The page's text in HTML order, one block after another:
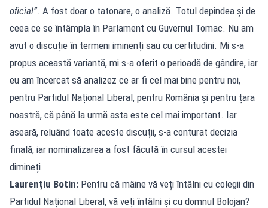
oficial”. A fost doar o tatonare, o analiză. Totul depindea și de
ceea ce se întâmpla în Parlament cu Guvernul Tomac. Nu am
avut o discuție în termeni iminenți sau cu certitudini. Mi s-a
propus această variantă, mi s-a oferit o perioadă de gândire, iar
eu am încercat să analizez ce ar fi cel mai bine pentru noi,
pentru Partidul Național Liberal, pentru România și pentru țara
noastră, că până la urmă asta este cel mai important. Iar
aseară, reluând toate aceste discuții, s-a conturat decizia
finală, iar nominalizarea a fost făcută în cursul acestei
dimineți.
Laurențiu Botin: Pentru că mâine vă veți întâlni cu colegii din
Partidul Național Liberal, vă veți întâlni și cu domnul Bolojan?